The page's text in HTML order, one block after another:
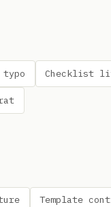
Checklist
Template